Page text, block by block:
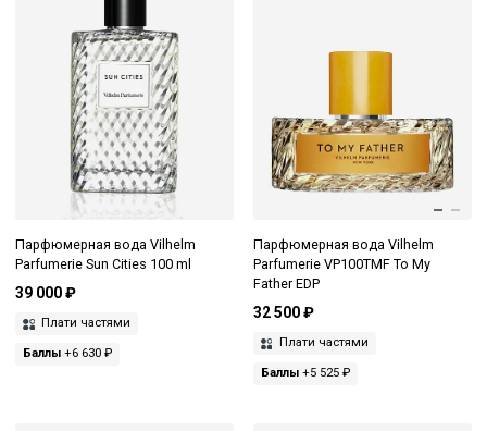
Парфюмерная вода Vilhelm
Parfumerie Sun Cities 100 ml
39 000 ₽
Плати частями
Баллы +6 630 ₽
Парфюмерная вода Vilhelm
Parfumerie VP100TMF To My
Father EDP
32 500 ₽
Плати частями
Баллы+5 525 ₽